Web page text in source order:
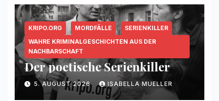
KRIPO.ORG MORDFÄLLE
SERIENKILLER
WAHRE KRIMINALGESCHICHTEN AUS DER
NACHBARSCHAFT
Der poetische Serienkiller
5. AUGUST 2026 ISABELLA MUELLER